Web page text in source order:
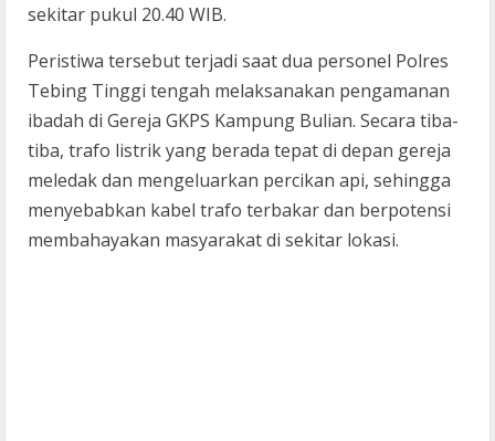
sekitar pukul 20.40 WIB.
Peristiwa tersebut terjadi saat dua personel Polres
Tebing Tinggi tengah melaksanakan pengamanan
ibadah di Gereja GKPS Kampung Bulian. Secara tiba-
tiba, trafo listrik yang berada tepat di depan gereja
meledak dan mengeluarkan percikan api, sehingga
menyebabkan kabel trafo terbakar dan berpotensi
membahayakan masyarakat di sekitar lokasi.